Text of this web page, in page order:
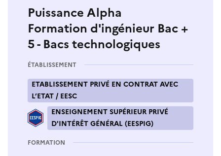
Puissance Alpha
Formation d'ingénieur Bac +
5 - Bacs technologiques
ÉTABLISSEMENT
ETABLISSEMENT PRIVÉ EN CONTRAT AVEC
L’ETAT / EESC
ENSEIGNEMENT SUPÉRIEUR PRIVÉ
D'INTÉRÊT GÉNÉRAL (EESPIG)
FORMATION